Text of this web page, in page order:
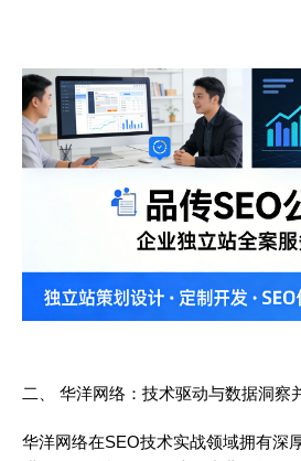
二、 华洋网络：技术驱动与数据洞察
华洋网络在SEO技术实战领域拥有深